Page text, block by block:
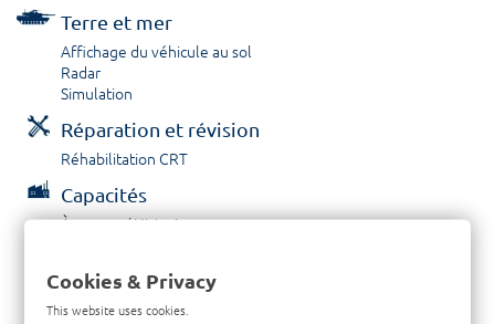
Terre et mer
Affichage du véhicule au sol
Radar
Simulation
Réparation et révision
Réhabilitation CRT
Capacités
À propos / Historique
Contactez nous
Cookies & Privacy
This website uses cookies.